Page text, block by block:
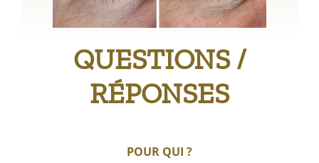
QUESTIONS /
RÉPONSES
POUR QUI ?